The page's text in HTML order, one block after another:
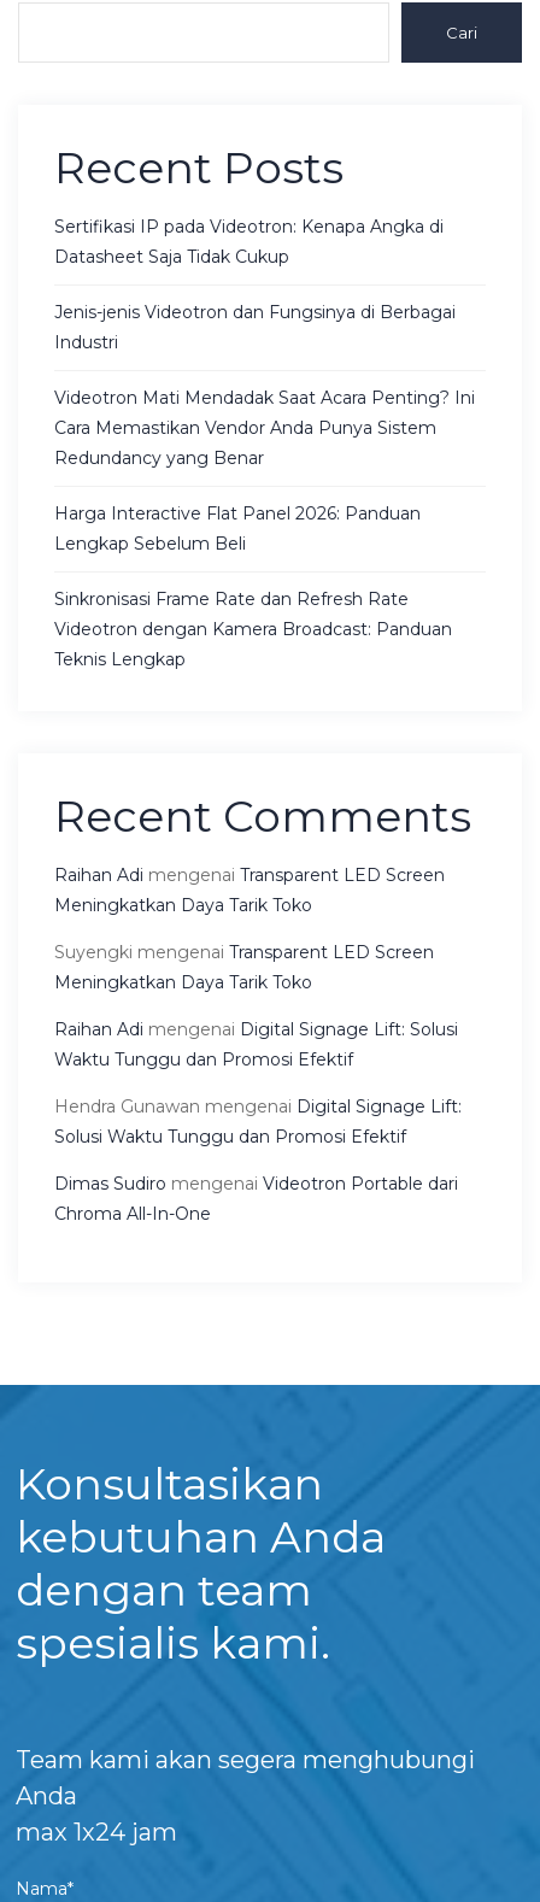
Cari
Recent Posts
Sertifikasi IP pada Videotron: Kenapa Angka di
Datasheet Saja Tidak Cukup
Jenis-jenis Videotron dan Fungsinya di Berbagai
Industri
Videotron Mati Mendadak Saat Acara Penting? Ini
Cara Memastikan Vendor Anda Punya Sistem
Redundancy yang Benar
Harga Interactive Flat Panel 2026: Panduan
Lengkap Sebelum Beli
Sinkronisasi Frame Rate dan Refresh Rate
Videotron dengan Kamera Broadcast: Panduan
Teknis Lengkap
Recent Comments
Raihan Adi mengenai Transparent LED Screen
Meningkatkan Daya Tarik Toko
Suyengki mengenai Transparent LED Screen
Meningkatkan Daya Tarik Toko
Raihan Adi mengenai Digital Signage Lift: Solusi
Waktu Tunggu dan Promosi Efektif
Hendra Gunawan mengenai Digital Signage Lift:
Solusi Waktu Tunggu dan Promosi Efektif
Dimas Sudiro mengenai Videotron Portable dari
Chroma All-In-One
Konsultasikan
kebutuhan Anda
dengan team
spesialis kami.
Team kami akan segera menghubungi
Anda
max 1x24 jam
Nama*